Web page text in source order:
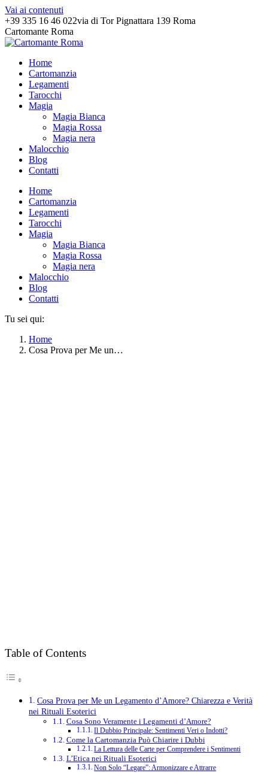
Vai ai contenuti
+39 335 16 46 022via di Tor Pignattara 139 Roma
Cartomante Roma
Home
Cartomanzia
Legamenti
Tarocchi
Magia
Magia Bianca
Magia Rossa
Magia nera
Malocchio
Blog
Contatti
Home
Cartomanzia
Legamenti
Tarocchi
Magia
Magia Bianca
Magia Rossa
Magia nera
Malocchio
Blog
Contatti
Tu sei qui:
Home
Cosa Prova per Me un…
Table of Contents
Cosa Prova per Me un Legamento d’Amore? Chiarezza e Verità
nei Rituali Esoterici
Cosa Sono Veramente i Legamenti d’Amore?
Il Dubbio Principale: Sentimenti Veri o Indotti?
Come la Cartomanzia Può Chiarire i Dubbi
La Lettura delle Carte per Comprendere i Sentimenti
L’Etica nei Rituali Esoterici
Non Solo “Legare”: Armonizzare e Attrarre